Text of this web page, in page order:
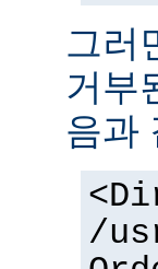
그러
거부
음과
/